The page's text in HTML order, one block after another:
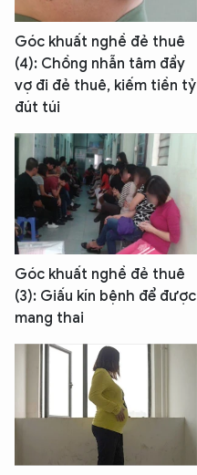
Góc khuất nghề đẻ thuê
(4): Chồng nhẫn tâm đẩy
vợ đi đẻ thuê, kiếm tiền tỷ
đút túi
Góc khuất nghề đẻ thuê
(3): Giấu kín bệnh để được
mang thai